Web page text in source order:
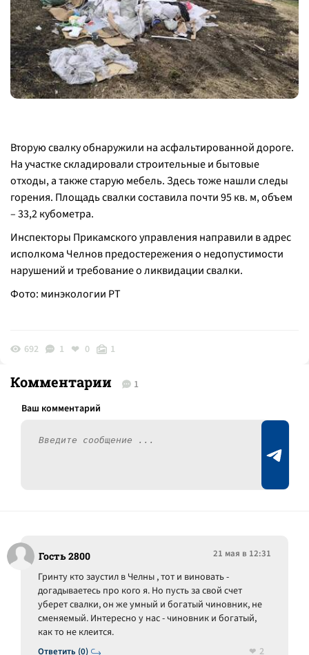
Вторую свалку обнаружили на асфальтированной дороге.
На участке складировали строительные и бытовые
отходы, а также старую мебель. Здесь тоже нашли следы
горения. Площадь свалки составила почти 95 кв. м, объем
– 33,2 кубометра.
Инспекторы Прикамского управления направили в адрес
исполкома Челнов предостережения о недопустимости
нарушений и требование о ликвидации свалки.
Фото: минэкологии РТ
692 1 0 1
Комментарии 1
Гость 2800 21 мая в 12:31
Ответить (0)
Гринту кто заустил в Челны , тот и виновать -
догадываетесь про кого я. Но пусть за свой счет
уберет свалки, он же умный и богатый чиновник, не
сменяемый. Интересно у нас - чиновник и богатый,
как то не клеится.
2